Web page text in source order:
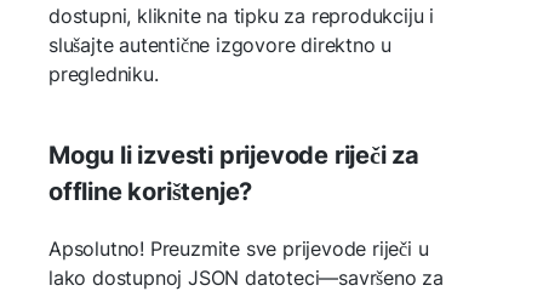
dostupni, kliknite na tipku za reprodukciju i
slušajte autentične izgovore direktno u
pregledniku.
Mogu li izvesti prijevode riječi za
offline korištenje?
Apsolutno! Preuzmite sve prijevode riječi u
lako dostupnoj JSON datoteci—savršeno za